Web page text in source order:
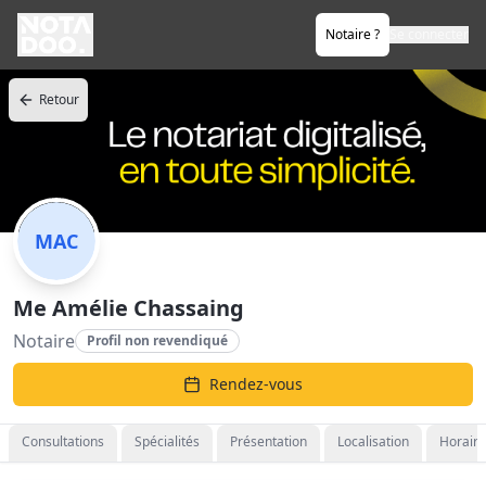
Notaire ?
Retour
MAC
Me Amélie Chassaing
Notaire Profil non revendiqué
Rendez-vous
Consultations Spécialités Présentation Localisation